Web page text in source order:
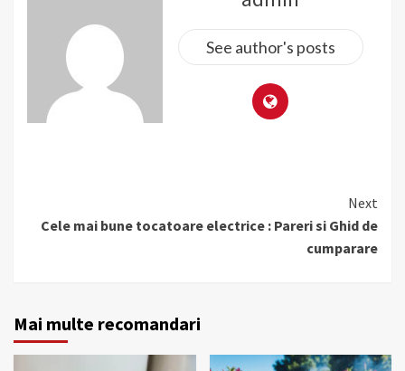
See author's posts
Reading
Next
Cele mai bune tocatoare electrice : Pareri si Ghid de
cumparare
Mai multe recomandari